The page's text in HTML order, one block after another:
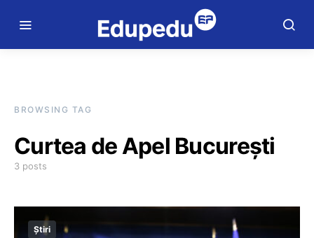
BROWSING TAG
Curtea de Apel București
3 posts
Știri